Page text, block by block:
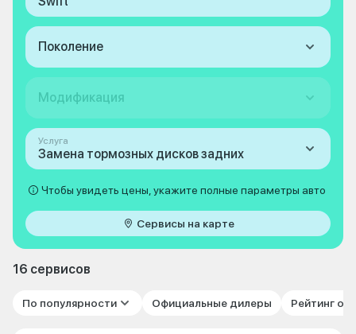
Поколение
Модификация
Услуга
Замена тормозных дисков задних
Чтобы увидеть цены, укажите полные параметры авто
Сервисы на карте
16 сервисов
По популярности Официальные дилеры Рейтинг